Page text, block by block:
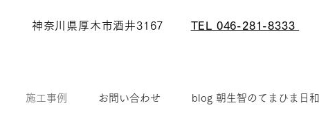
神奈川県厚木市酒井3167 TEL 046-281-8333
施工事例 お問い合わせ blog 朝生智のてまひま日和